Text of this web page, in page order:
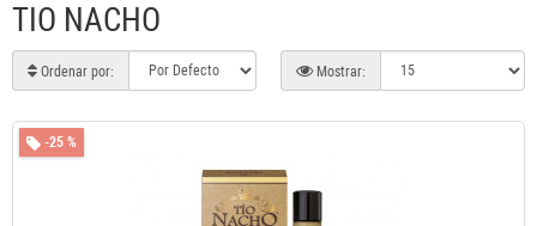
TIO NACHO
Ordenar por: Mostrar:
-25 %